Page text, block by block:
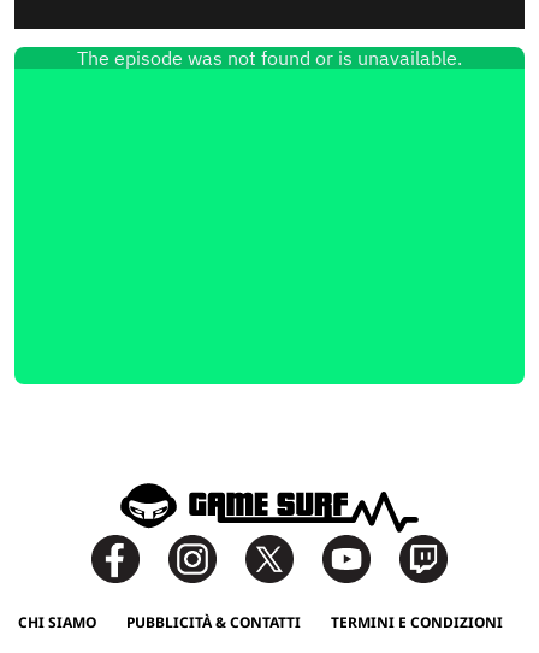
CHI SIAMO PUBBLICITÀ & CONTATTI TERMINI E CONDIZIONI